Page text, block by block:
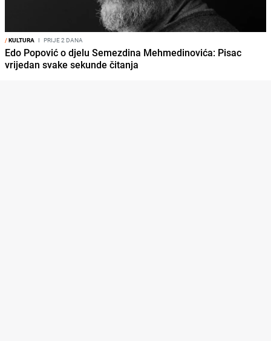
/KULTURA I PRIJE 2 DANA
Edo Popović o djelu Semezdina Mehmedinovića: Pisac
vrijedan svake sekunde čitanja